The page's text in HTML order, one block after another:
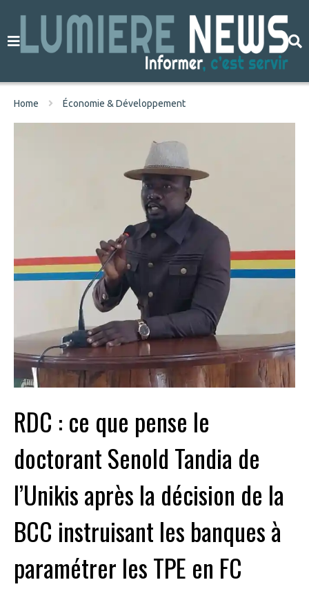
Home Économie & Développement
RDC : ce que pense le
doctorant Senold Tandia de
l’Unikis après la décision de la
BCC instruisant les banques à
paramétrer les TPE en FC